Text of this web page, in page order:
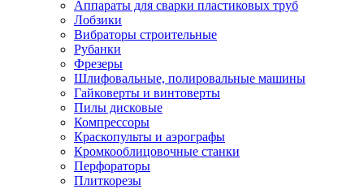
Аппараты для сварки пластиковых труб
Лобзики
Вибраторы строительные
Рубанки
Фрезеры
Шлифовальные, полировальные машины
Гайковерты и винтоверты
Пилы дисковые
Компрессоры
Краскопульты и аэрографы
Кромкооблицовочные станки
Перфораторы
Плиткорезы